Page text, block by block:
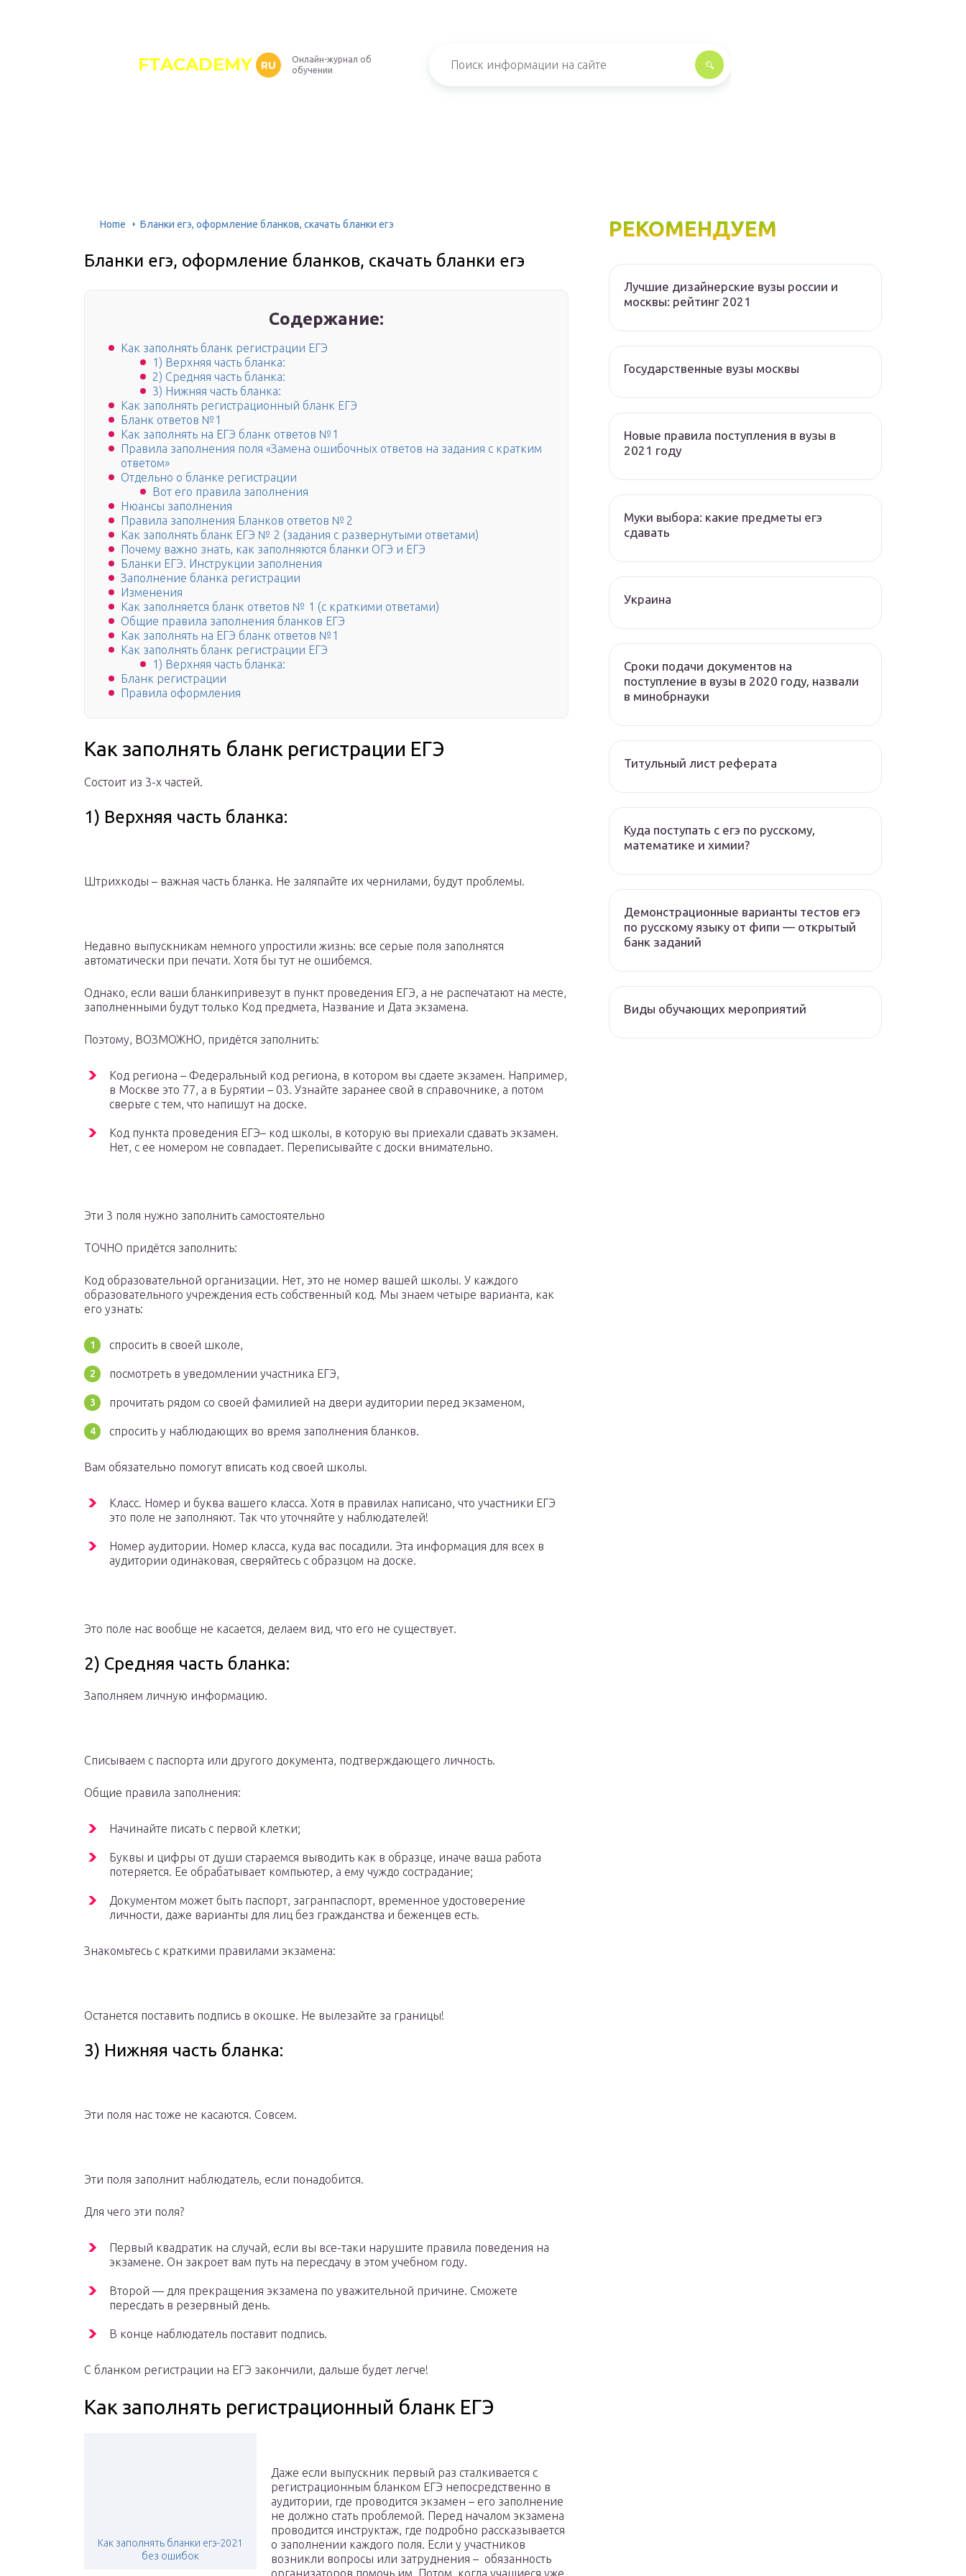
FTACADEMY RU
Онлайн-журнал об
обучении
Home Бланки егэ, оформление бланков, скачать бланки егэ
Бланки егэ, оформление бланков, скачать бланки егэ
Содержание:
Как заполнять бланк регистрации ЕГЭ
1) Верхняя часть бланка:
2) Средняя часть бланка:
3) Нижняя часть бланка:
Как заполнять регистрационный бланк ЕГЭ
Бланк ответов №1
Как заполнять на ЕГЭ бланк ответов №1
Правила заполнения поля «Замена ошибочных ответов на задания с кратким
ответом»
Отдельно о бланке регистрации
Вот его правила заполнения
Нюансы заполнения
Правила заполнения Бланков ответов № 2
Как заполнять бланк ЕГЭ № 2 (задания с развернутыми ответами)
Почему важно знать, как заполняются бланки ОГЭ и ЕГЭ
Бланки ЕГЭ. Инструкции заполнения
Заполнение бланка регистрации
Изменения
Как заполняется бланк ответов № 1 (с краткими ответами)
Общие правила заполнения бланков ЕГЭ
Как заполнять на ЕГЭ бланк ответов №1
Как заполнять бланк регистрации ЕГЭ
1) Верхняя часть бланка:
Бланк регистрации
Правила оформления
Как заполнять бланк регистрации ЕГЭ
Состоит из 3-х частей.
1) Верхняя часть бланка:
Штрихкоды – важная часть бланка. Не заляпайте их чернилами, будут проблемы.
Недавно выпускникам немного упростили жизнь: все серые поля заполнятся
автоматически при печати. Хотя бы тут не ошибемся.
Однако, если ваши бланкипривезут в пункт проведения ЕГЭ, а не распечатают на месте,
заполненными будут только Код предмета, Название и Дата экзамена.
Поэтому, ВОЗМОЖНО, придётся заполнить:
Код региона – Федеральный код региона, в котором вы сдаете экзамен. Например,
в Москве это 77, а в Бурятии – 03. Узнайте заранее свой в справочнике, а потом
сверьте с тем, что напишут на доске.
Код пункта проведения ЕГЭ– код школы, в которую вы приехали сдавать экзамен.
Нет, с ее номером не совпадает. Переписывайте с доски внимательно.
Эти 3 поля нужно заполнить самостоятельно
ТОЧНО придётся заполнить:
Код образовательной организации. Нет, это не номер вашей школы. У каждого
образовательного учреждения есть собственный код. Мы знаем четыре варианта, как
его узнать:
спросить в своей школе,
посмотреть в уведомлении участника ЕГЭ,
прочитать рядом со своей фамилией на двери аудитории перед экзаменом,
спросить у наблюдающих во время заполнения бланков.
Вам обязательно помогут вписать код своей школы.
Класс. Номер и буква вашего класса. Хотя в правилах написано, что участники ЕГЭ
это поле не заполняют. Так что уточняйте у наблюдателей!
Номер аудитории. Номер класса, куда вас посадили. Эта информация для всех в
аудитории одинаковая, сверяйтесь с образцом на доске.
Это поле нас вообще не касается, делаем вид, что его не существует.
2) Средняя часть бланка:
Заполняем личную информацию.
Списываем с паспорта или другого документа, подтверждающего личность.
Общие правила заполнения:
Начинайте писать с первой клетки;
Буквы и цифры от души стараемся выводить как в образце, иначе ваша работа
потеряется. Ее обрабатывает компьютер, а ему чуждо сострадание;
Документом может быть паспорт, загранпаспорт, временное удостоверение
личности, даже варианты для лиц без гражданства и беженцев есть.
Знакомьтесь с краткими правилами экзамена:
Останется поставить подпись в окошке. Не вылезайте за границы!
3) Нижняя часть бланка:
Эти поля нас тоже не касаются. Совсем.
Эти поля заполнит наблюдатель, если понадобится.
Для чего эти поля?
Первый квадратик на случай, если вы все-таки нарушите правила поведения на
экзамене. Он закроет вам путь на пересдачу в этом учебном году.
Второй — для прекращения экзамена по уважительной причине. Сможете
пересдать в резервный день.
В конце наблюдатель поставит подпись.
С бланком регистрации на ЕГЭ закончили, дальше будет легче!
Как заполнять регистрационный бланк ЕГЭ
Как заполнять бланки егэ-2021
без ошибок
Даже если выпускник первый раз сталкивается с
регистрационным бланком ЕГЭ непосредственно в
аудитории, где проводится экзамен – его заполнение
не должно стать проблемой. Перед началом экзамена
проводится инструктаж, где подробно рассказывается
о заполнении каждого поля. Если у участников
возникли вопросы или затруднения – обязанность
организаторов помочь им. Потом, когда учащиеся уже
РЕКОМЕНДУЕМ
Лучшие дизайнерские вузы россии и
москвы: рейтинг 2021
Государственные вузы москвы
Новые правила поступления в вузы в
2021 году
Муки выбора: какие предметы егэ
сдавать
Украина
Сроки подачи документов на
поступление в вузы в 2020 году, назвали
в минобрнауки
Титульный лист реферата
Куда поступать с егэ по русскому,
математике и химии?
Демонстрационные варианты тестов егэ
по русскому языку от фипи — открытый
банк заданий
Виды обучающих мероприятий